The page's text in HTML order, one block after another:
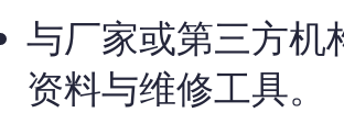
与厂家或第三方机
资料与维修工具。